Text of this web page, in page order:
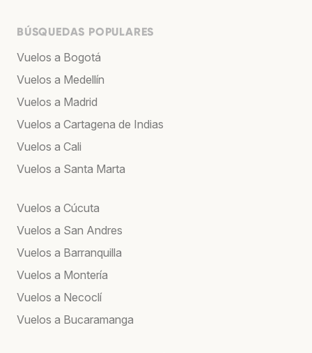
BÚSQUEDAS POPULARES
Vuelos a Bogotá
Vuelos a Medellín
Vuelos a Madrid
Vuelos a Cartagena de Indias
Vuelos a Cali
Vuelos a Santa Marta
Vuelos a Cúcuta
Vuelos a San Andres
Vuelos a Barranquilla
Vuelos a Montería
Vuelos a Necoclí
Vuelos a Bucaramanga